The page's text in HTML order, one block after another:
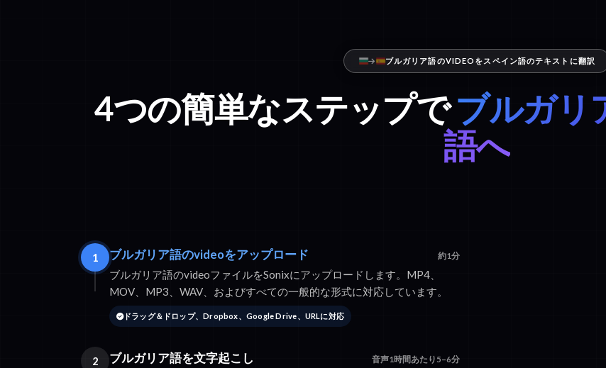
ブルガリア語のVIDEOをスペイン語のテキストに翻訳
4つの簡単なステップでブルガリ
語へ
1 ブルガリア語のvideoをアップロード 約1分
ブルガリア語のvideoファイルをSonixにアップロードします。MP4、
MOV、MP3、WAV、およびすべての一般的な形式に対応しています。
ドラッグ＆ドロップ、Dropbox、Google Drive、URLに対応
2 ブルガリア語を文字起こし 音声1時間あたり5–6分